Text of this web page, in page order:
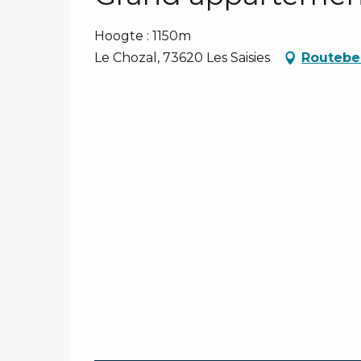
Hoogte : 1150m
Le Chozal, 73620 Les Saisies